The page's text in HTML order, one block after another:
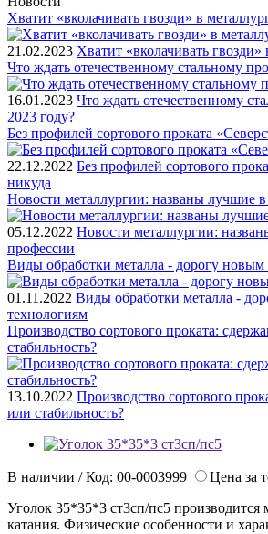
Хватит «вколачивать гвозди» в
21.02.2023 Хватит «вколачивать гвозди»
Что ждать отечественному стальному
16.01.2023 Что ждать отечественному
2023 году?
Без профилей сортового проката
22.12.2022 Без профилей сортового
никуда
Новости металлургии: названы лучшие
05.12.2022 Новости металлургии:
профессии
Виды обработки металла - дорогу новым
01.11.2022 Виды обработки металла -
технологиям
Производство сортового проката:
стабильность?
13.10.2022 Производство сортового
или стабильность?
В наличии / Код: 00-0003999
Цена за
Уголок 35*35*3 ст3сп/пс5 производится
катания. Физические особенности и